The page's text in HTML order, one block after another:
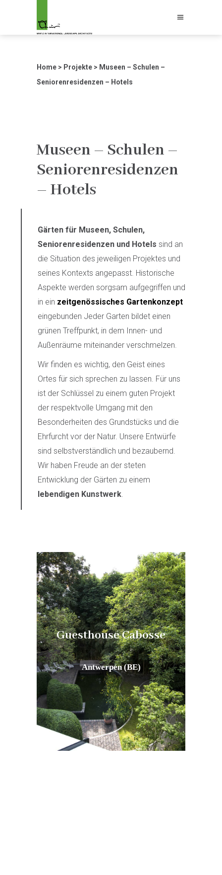
Home > Projekte > Museen – Schulen –
Seniorenresidenzen – Hotels
Museen – Schulen –
Seniorenresidenzen
– Hotels
Gärten für Museen, Schulen,
Seniorenresidenzen und Hotels sind an
die Situation des jeweiligen Projektes und
seines Kontexts angepasst. Historische
Aspekte werden sorgsam aufgegriffen und
in ein zeitgenössisches Gartenkonzept
eingebunden Jeder Garten bildet einen
grünen Treffpunkt, in dem Innen- und
Außenräume miteinander verschmelzen.
Wir finden es wichtig, den Geist eines
Ortes für sich sprechen zu lassen. Für uns
ist der Schlüssel zu einem guten Projekt
der respektvolle Umgang mit den
Besonderheiten des Grundstücks und die
Ehrfurcht vor der Natur. Unsere Entwürfe
sind selbstverständlich und bezaubernd.
Wir haben Freude an der steten
Entwicklung der Gärten zu einem
lebendigen Kunstwerk
‘t Kristallijn
Privatmuseum
Mol (BE)